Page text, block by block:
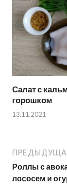
Салат с
горошком
13.11.2021
Роллы с
лососем и